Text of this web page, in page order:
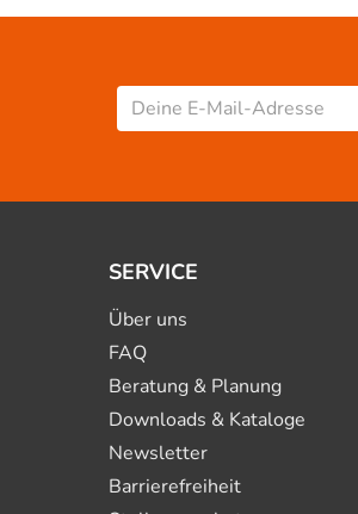
SERVICE
Über uns
FAQ
Beratung & Planung
Downloads & Kataloge
Newsletter
Barrierefreiheit